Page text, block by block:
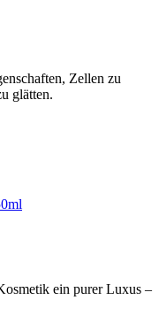
Zellen zu
glätten.
ein purer Luxus –